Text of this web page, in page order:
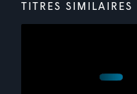
TITRES SIMILAIRES